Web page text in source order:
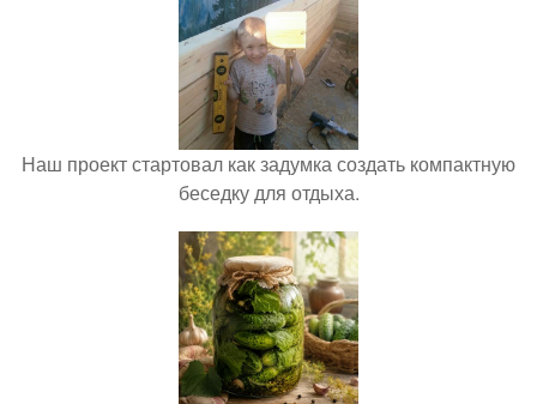
Наш проект стартовал как задумка создать компактную
беседку для отдыха.